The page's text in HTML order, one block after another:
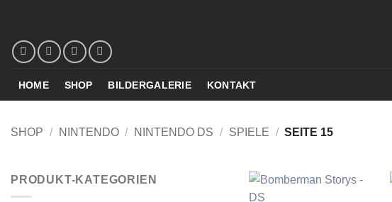
springen
HOME SHOP BILDERGALERIE KONTAKT
SHOP / NINTENDO / NINTENDO DS / SPIELE / SEITE 15
PRODUKT-KATEGORIEN